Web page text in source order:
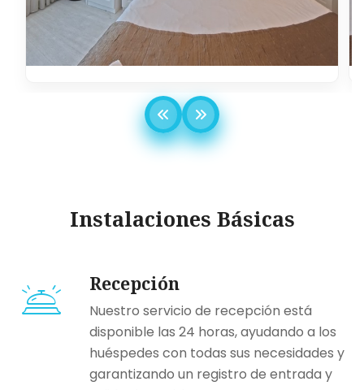
Instalaciones Básicas
Recepción
Nuestro servicio de recepción está
disponible las 24 horas, ayudando a los
huéspedes con todas sus necesidades y
garantizando un registro de entrada y